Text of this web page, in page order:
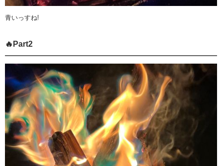
青いっすね!
🔥Part2